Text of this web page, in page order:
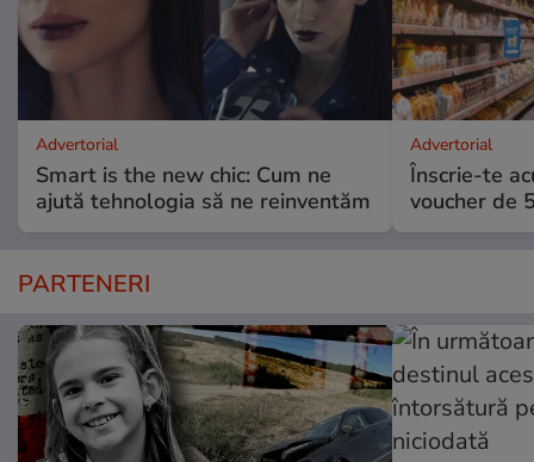
Advertorial
Smart is the new chic: Cum ne
ajută tehnologia să ne reinventăm
Advertorial
Înscrie-te
voucher de
PARTENERI